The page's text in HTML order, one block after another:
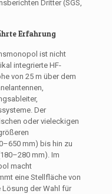
Dritter (SGS,
Erfahrung
ist nicht
integrierte HF-
von 25 m über dem
Der
oder vieleckigen
mm) bis hin zu
mm). Im
macht
eine Stellfläche von
Lösung der Wahl für